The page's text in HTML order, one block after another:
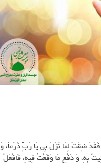
ضِقْتُ لِمَا نَزَلَ بِي يَا رَبِّ ذَرْعاً، وَ
بِهِ، وَ دَفْعِ مَا وَقَعْتُ فِيهِ، فَافْعَلْ